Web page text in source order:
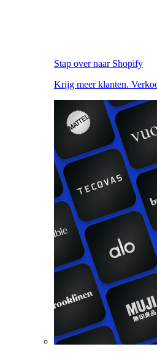
Stap over naar Shopify
Krijg meer klanten.